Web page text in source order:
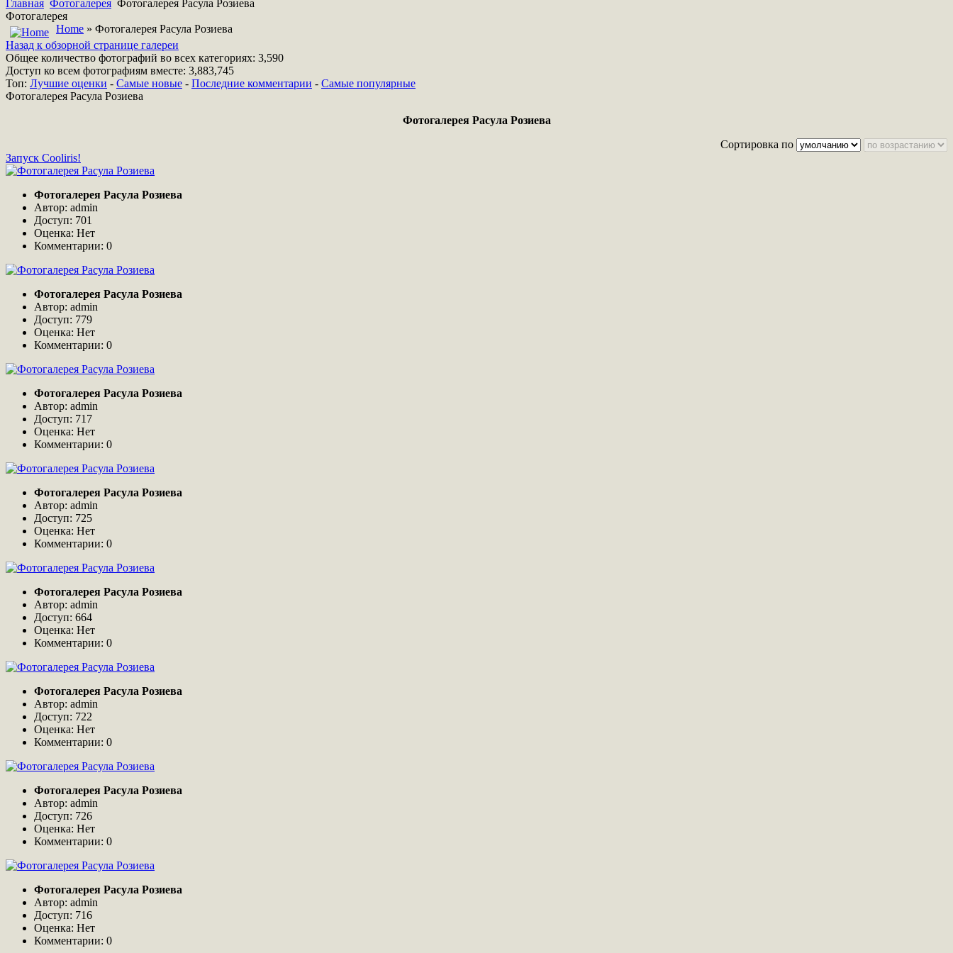
Главная Фотогалерея Фотогалерея Расула Розиева
Фотогалерея
Home » Фотогалерея Расула Розиева
Назад к обзорной странице галереи
Общее количество фотографий во всех категориях: 3,590
Доступ ко всем фотографиям вместе: 3,883,745
Топ: Лучшие оценки - Самые новые - Последние комментарии - Самые популярные
Фотогалерея Расула Розиева
Фотогалерея Расула Розиева
Сортировка по
Запуск Cooliris!
Фотогалерея Расула Розиева
Автор: admin
Доступ: 701
Оценка: Нет
Комментарии: 0
Фотогалерея Расула Розиева
Автор: admin
Доступ: 779
Оценка: Нет
Комментарии: 0
Фотогалерея Расула Розиева
Автор: admin
Доступ: 717
Оценка: Нет
Комментарии: 0
Фотогалерея Расула Розиева
Автор: admin
Доступ: 725
Оценка: Нет
Комментарии: 0
Фотогалерея Расула Розиева
Автор: admin
Доступ: 664
Оценка: Нет
Комментарии: 0
Фотогалерея Расула Розиева
Автор: admin
Доступ: 722
Оценка: Нет
Комментарии: 0
Фотогалерея Расула Розиева
Автор: admin
Доступ: 726
Оценка: Нет
Комментарии: 0
Фотогалерея Расула Розиева
Автор: admin
Доступ: 716
Оценка: Нет
Комментарии: 0